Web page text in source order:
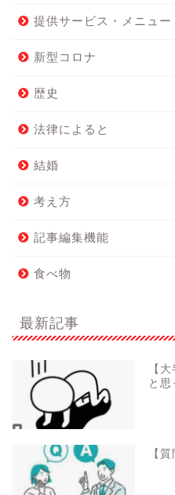
提供サービス・メニュー
新型コロナ
歴史
法律によると
結婚
考え方
記事編集機能
食べ物
最新記事
【
と思
【